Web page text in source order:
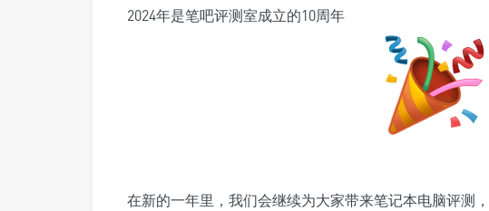
2024年是笔吧评测室成立的10周年
在新的一年里，我们会继续为大家带来笔记本电脑评测，